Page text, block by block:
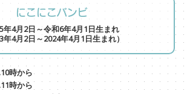
にこにこバンビ
年4月2日～令和6年4月1日生まれ
年4月2日～2024年4月1日生まれ）
時から
時から